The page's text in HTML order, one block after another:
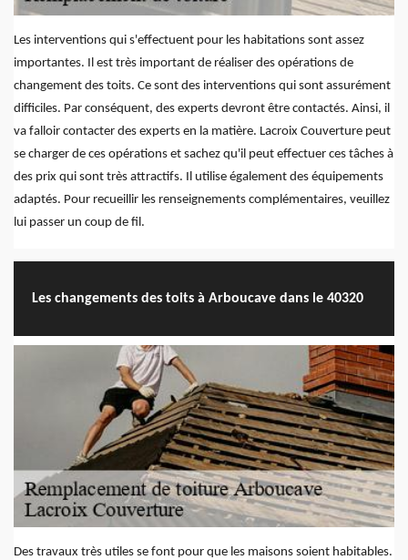
Les interventions qui s'effectuent pour les habitations sont assez
importantes. Il est très important de réaliser des opérations de
changement des toits. Ce sont des interventions qui sont assurément
difficiles. Par conséquent, des experts devront être contactés. Ainsi, il
va falloir contacter des experts en la matière. Lacroix Couverture peut
se charger de ces opérations et sachez qu'il peut effectuer ces tâches à
des prix qui sont très attractifs. Il utilise également des équipements
adaptés. Pour recueillir les renseignements complémentaires, veuillez
lui passer un coup de fil.
Les changements des toits à Arboucave dans le 40320
Des travaux très utiles se font pour que les maisons soient habitables.